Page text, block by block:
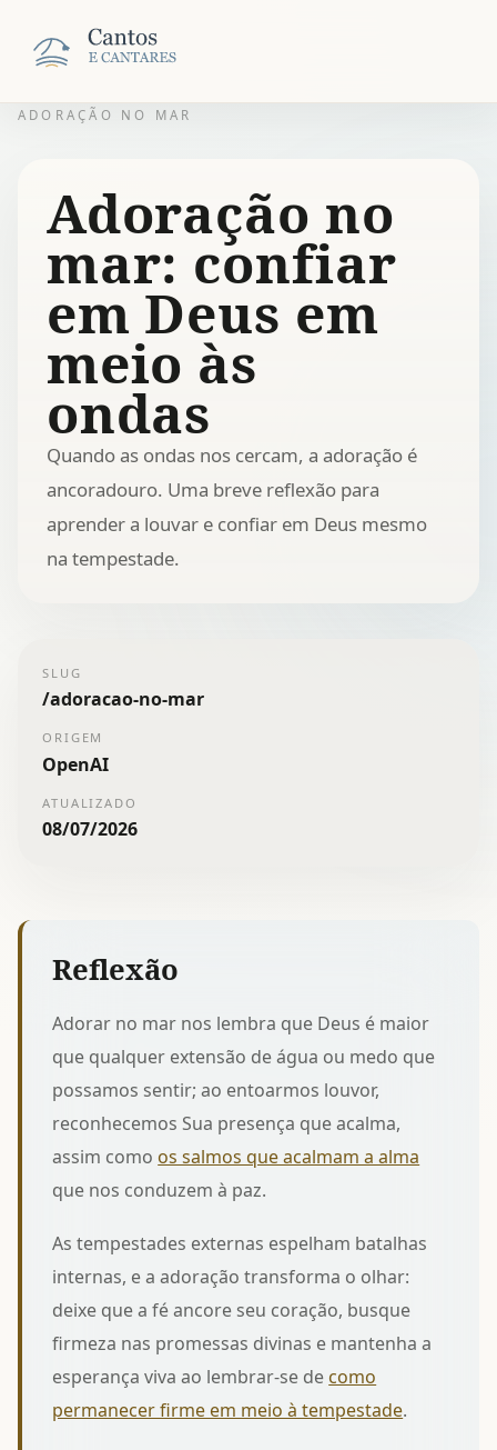
ADORAÇÃO NO MAR
Adoração no
mar: confiar
em Deus em
meio às
ondas
Quando as ondas nos cercam, a adoração é
ancoradouro. Uma breve reflexão para
aprender a louvar e confiar em Deus mesmo
na tempestade.
SLUG
/adoracao-no-mar
ORIGEM
OpenAI
ATUALIZADO
08/07/2026
Reflexão
Adorar no mar nos lembra que Deus é maior
que qualquer extensão de água ou medo que
possamos sentir; ao entoarmos louvor,
reconhecemos Sua presença que acalma,
assim como os salmos que acalmam a alma
que nos conduzem à paz.
As tempestades externas espelham batalhas
internas, e a adoração transforma o olhar:
deixe que a fé ancore seu coração, busque
firmeza nas promessas divinas e mantenha a
esperança viva ao lembrar-se de como
permanecer firme em meio à tempestade.